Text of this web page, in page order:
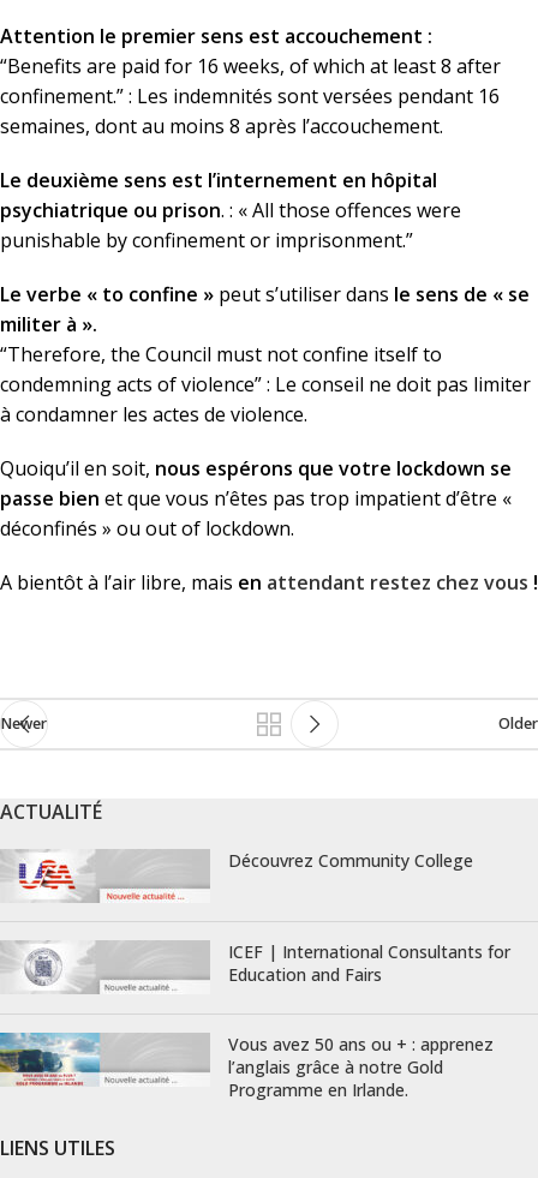
Attention le premier sens est accouchement :
“Benefits are paid for 16 weeks, of which at least 8 after
confinement.” : Les indemnités sont versées pendant 16
semaines, dont au moins 8 après l’accouchement.
Le deuxième sens est l’internement en hôpital
psychiatrique ou prison. : « All those offences were
punishable by confinement or imprisonment.”
Le verbe « to confine » peut s’utiliser dans le sens de « se
militer à ».
“Therefore, the Council must not confine itself to
condemning acts of violence” : Le conseil ne doit pas limiter
à condamner les actes de violence.
Quoiqu’il en soit, nous espérons que votre lockdown se
passe bien et que vous n’êtes pas trop impatient d’être «
déconfinés » ou out of lockdown.
A bientôt à l’air libre, mais en attendant restez chez vous !
Newer Older
ACTUALITÉ
Découvrez Community College
ICEF | International Consultants for
Education and Fairs
Vous avez 50 ans ou + : apprenez
l’anglais grâce à notre Gold
Programme en Irlande.
LIENS UTILES